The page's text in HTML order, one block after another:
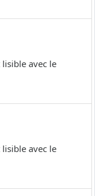
avec le
avec le